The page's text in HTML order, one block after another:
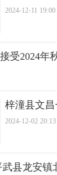
2024-12-11 19:00
受2024年
梓潼县文
2024-12-02 20:13
县龙安镇